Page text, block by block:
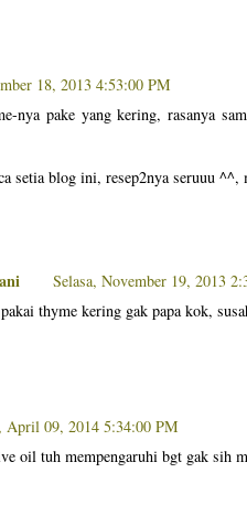
18, 2013 4:53:00 PM
nya pake yang kering, rasanya
setia blog ini, resep2nya seruuu ^^,
Selasa, November 19, 2013
thyme kering gak papa kok,
April 09, 2014 5:34:00 PM
oil tuh mempengaruhi bgt gak sih